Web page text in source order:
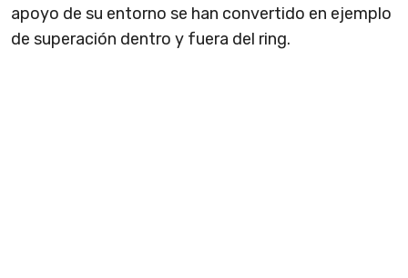
apoyo de su entorno se han convertido en ejemplo
de superación dentro y fuera del ring.